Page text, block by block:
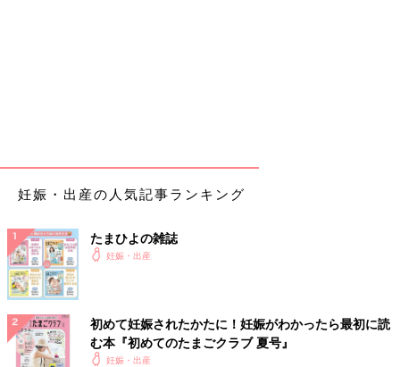
妊娠・出産の人気記事ランキング
たまひよの雑誌
妊娠・出産
初めて妊娠されたかたに！妊娠がわかったら最初に読
む本『初めてのたまごクラブ 夏号』
妊娠・出産